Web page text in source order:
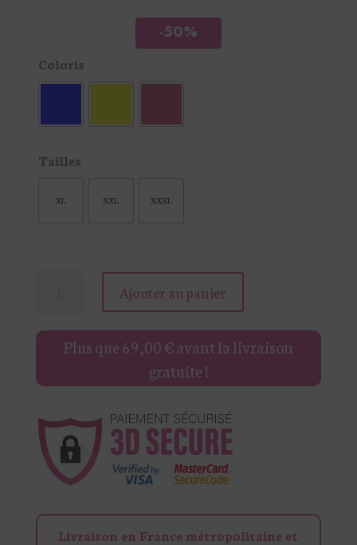
-50%
Coloris
Tailles
XL XXL XXXL
CHEMISE
RAYÉE
COL
ROMANE
Ajouter au panier
Plus que69,00€avant la livraison
gratuite !
Livraison en France métropolitaine et